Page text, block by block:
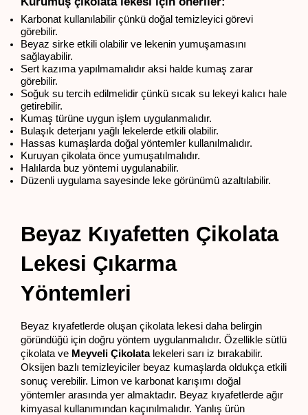
Karbonat kullanılabilir çünkü doğal temizleyici görevi
görebilir.
Beyaz sirke etkili olabilir ve lekenin yumuşamasını
sağlayabilir.
Sert kazıma yapılmamalıdır aksi halde kumaş zarar
görebilir.
Soğuk su tercih edilmelidir çünkü sıcak su lekeyi kalıcı hale
getirebilir.
Kumaş türüne uygun işlem uygulanmalıdır.
Bulaşık deterjanı yağlı lekelerde etkili olabilir.
Hassas kumaşlarda doğal yöntemler kullanılmalıdır.
Kuruyan çikolata önce yumuşatılmalıdır.
Halılarda buz yöntemi uygulanabilir.
Düzenli uygulama sayesinde leke görünümü azaltılabilir.
Beyaz Kıyafetten Çikolata
Lekesi Çıkarma
Yöntemleri
Beyaz kıyafetlerde oluşan çikolata lekesi daha belirgin
göründüğü için doğru yöntem uygulanmalıdır. Özellikle sütlü
çikolata ve Meyveli Çikolata lekeleri sarı iz bırakabilir.
Oksijen bazlı temizleyiciler beyaz kumaşlarda oldukça etkili
sonuç verebilir. Limon ve karbonat karışımı doğal
yöntemler arasında yer almaktadır. Beyaz kıyafetlerde ağır
kimyasal kullanımından kaçınılmalıdır. Yanlış ürün